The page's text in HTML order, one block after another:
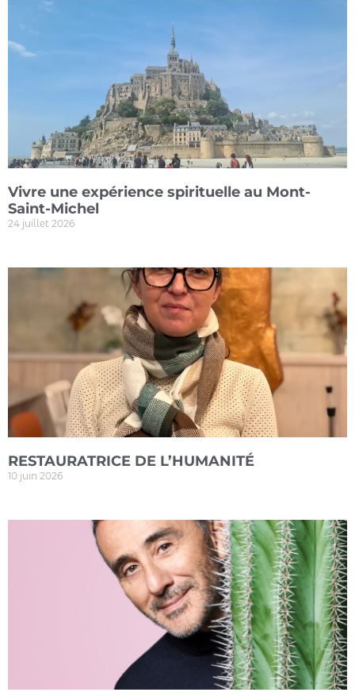
Vivre une expérience spirituelle au Mont-
Saint-Michel
24 juillet 2026
RESTAURATRICE DE L’HUMANITÉ
10 juin 2026